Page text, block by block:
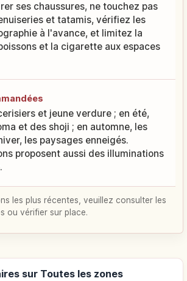
ses chaussures, ne touchez pas
et tatamis, vérifiez les
à l'avance, et limitez la
et la cigarette aux espaces
et jeune verdure ; en été,
et des shoji ; en automne, les
les paysages enneigés.
proposent aussi des illuminations
les plus récentes, veuillez consulter les
ou vérifier sur place.
sur Toutes les zones